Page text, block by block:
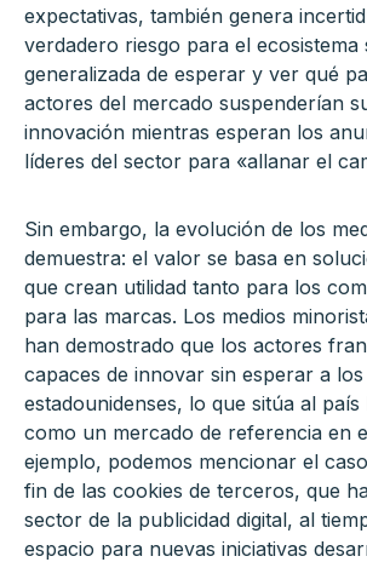
expectativas, también genera
verdadero riesgo para el ecosistema
generalizada de esperar y ver qué
actores del mercado suspenderían
innovación mientras esperan los
líderes del sector para «allanar el
Sin embargo, la evolución de los
demuestra: el valor se basa en
que crean utilidad tanto para los
para las marcas. Los medios
han demostrado que los actores
capaces de innovar sin esperar a los
estadounidenses, lo que sitúa al
como un mercado de referencia en
ejemplo, podemos mencionar el
fin de las cookies de terceros, que
sector de la publicidad digital, al
espacio para nuevas iniciativas